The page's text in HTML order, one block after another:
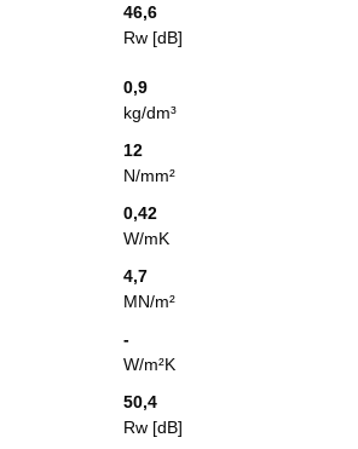
46,6
Rw [dB]
0,9
kg/dm³
12
N/mm²
0,42
W/mK
4,7
MN/m²
-
W/m²K
50,4
Rw [dB]